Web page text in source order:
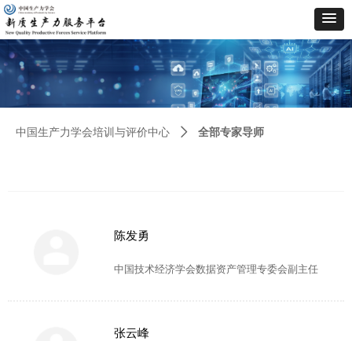
陈发勇
中国技术经济学会数据资产管理专委会副主任
张云峰
中国生产力学会培训与评价中心 ꄲ 全部专家导师